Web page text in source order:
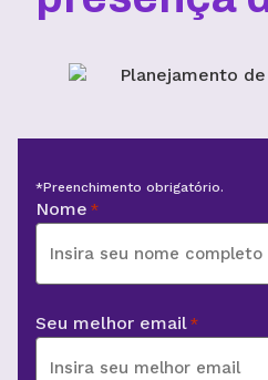
*Preenchimento obrigatório.
Nome *
Seu melhor email *